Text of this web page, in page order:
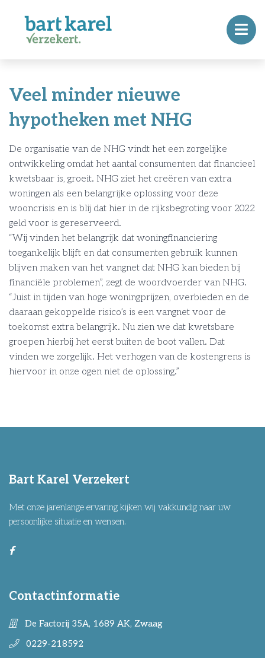
Veel minder nieuwe
hypotheken met NHG
De organisatie van de NHG vindt het een zorgelijke
ontwikkeling omdat het aantal consumenten dat financieel
kwetsbaar is, groeit. NHG ziet het creëren van extra
woningen als een belangrijke oplossing voor deze
wooncrisis en is blij dat hier in de rijksbegroting voor 2022
geld voor is gereserveerd.
“Wij vinden het belangrijk dat woningfinanciering
toegankelijk blijft en dat consumenten gebruik kunnen
blijven maken van het vangnet dat NHG kan bieden bij
financiële problemen”, zegt de woordvoerder van NHG.
“Juist in tijden van hoge woningprijzen, overbieden en de
daaraan gekoppelde risico’s is een vangnet voor de
toekomst extra belangrijk. Nu zien we dat kwetsbare
groepen hierbij het eerst buiten de boot vallen. Dat
vinden we zorgelijk. Het verhogen van de kostengrens is
hiervoor in onze ogen niet de oplossing.”
Bart Karel Verzekert
Met onze jarenlange ervaring kijken wij vakkundig naar uw
persoonlijke situatie en wensen.
Contactinformatie
De Factorij 35A, 1689 AK, Zwaag
0229-218592